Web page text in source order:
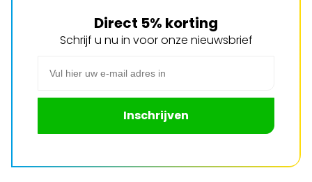
Direct 5% korting
Schrijf u nu in voor onze nieuwsbrief
Inschrijven